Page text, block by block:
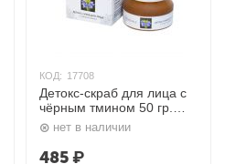
КОД: 17708
Детокс-скраб для лица с
чёрным тмином 50 гр.
Indiale
нет в наличии
485₽